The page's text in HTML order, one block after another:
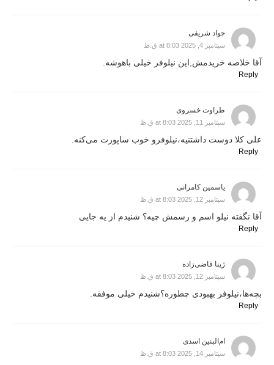
جواد شریفی
سپتامبر 4, 2025 at 8:03 ق.ظ
آقا خلاصه خریدمش,این نیلوفر خیلی باهوشه.
Reply
طراوت خسروی
سپتامبر 11, 2025 at 8:03 ق.ظ
علی کلا دوست داشتنیه،نیلوفرو خوب ساپورت می‌کنه.
Reply
یاسمین کامرانی
سپتامبر 12, 2025 at 8:03 ق.ظ
آقا نگفته نیلو اسم و رسمش چیه؟ شنیدم از یه جایی
Reply
ژینا قاضی‌زاده
سپتامبر 12, 2025 at 8:03 ق.ظ
بچه‌ها،نیلوفر بهبودی چطوره؟شنیدم خیلی موفقه.
Reply
ام‌البنین اسدی
سپتامبر 14, 2025 at 8:03 ق.ظ